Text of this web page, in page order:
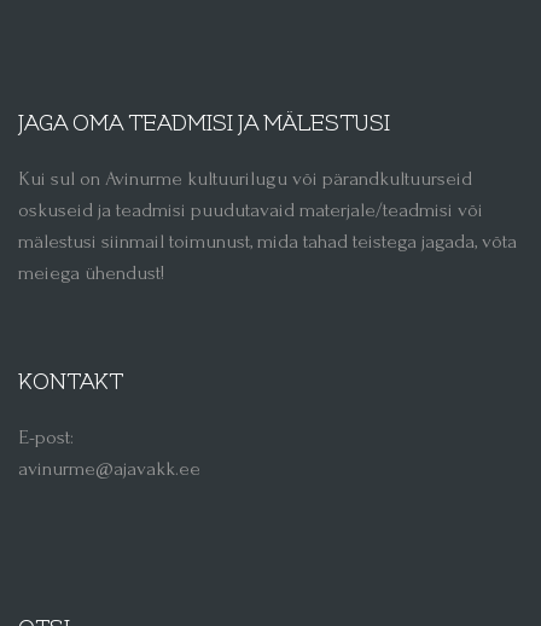
JAGA OMA TEADMISI JA MÄLESTUSI
Kui sul on Avinurme kultuurilugu või pärandkultuurseid
oskuseid ja teadmisi puudutavaid materjale/teadmisi või
mälestusi siinmail toimunust, mida tahad teistega jagada, võta
meiega ühendust!
KONTAKT
E-post:
avinurme@ajavakk.ee